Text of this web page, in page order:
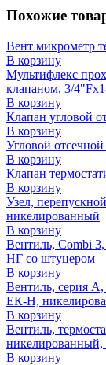
Похожие
Вент микрометр
В корзину
Мультифлекс
клапаном, 3/
В корзину
Клапан угловой
В корзину
Угловой
В корзину
Клапан
В корзину
Узел,
никелированный
В корзину
Вентиль, Combi
НГ со штуцером
В корзину
Вентиль, серия
ЕК-Н,
В корзину
Вентиль,
никелированный,
В корзину